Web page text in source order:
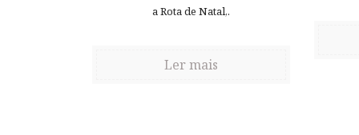
a Rota de Natal,.
Ler mais